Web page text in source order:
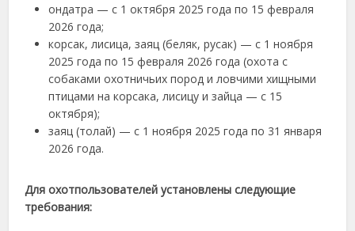
ондатра — с 1 октября 2025 года по 15 февраля
2026 года;
корсак, лисица, заяц (беляк, русак) — с 1 ноября
2025 года по 15 февраля 2026 года (охота с
собаками охотничьих пород и ловчими хищными
птицами на корсака, лисицу и зайца — с 15
октября);
заяц (толай) — с 1 ноября 2025 года по 31 января
2026 года.
Для охотпользователей установлены следующие
требования: